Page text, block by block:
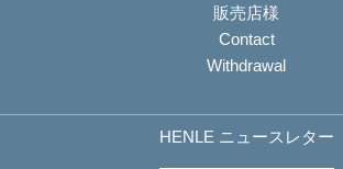
販売店様
Contact
Withdrawal
HENLE ニュースレター